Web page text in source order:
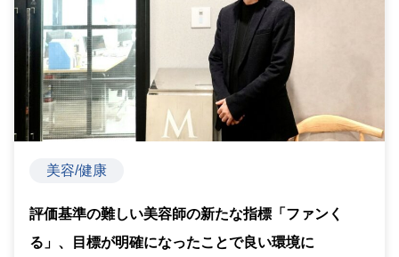
美容/健康
評価基準の難しい美容師の新たな指標「ファンく
る」、目標が明確になったことで良い環境に